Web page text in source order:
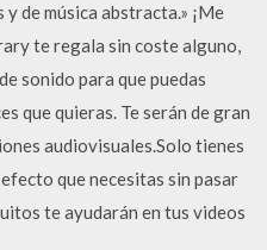
de música abstracta.» ¡Me
te regala sin coste alguno,
sonido para que puedas
que quieras. Te serán de gran
audiovisuales.Solo tienes
que necesitas sin pasar
te ayudarán en tus videos